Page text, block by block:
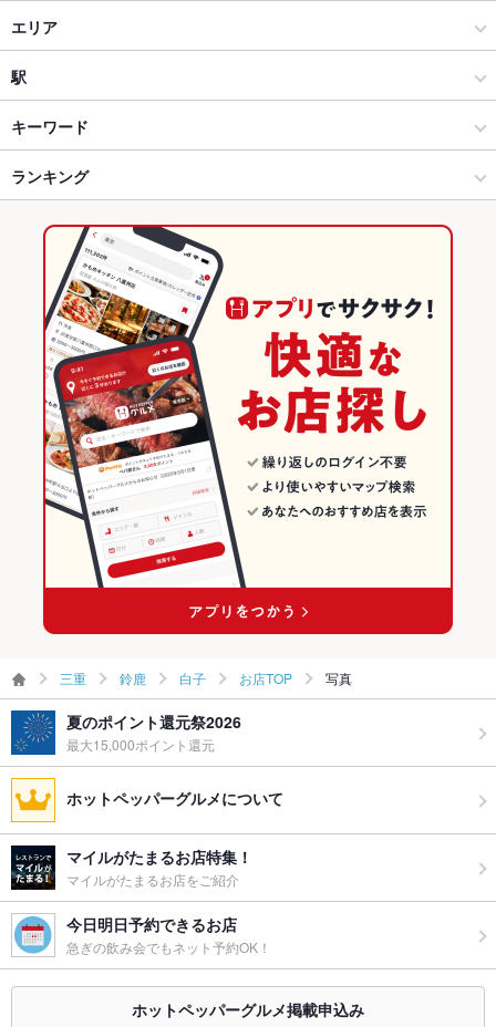
居酒屋
和風
鈴鹿 × 居酒屋
鈴鹿 × 和風
白子駅 × 居酒屋
白子駅 × 和風
焼き鳥・鶏料理
鈴鹿 × 和食
鈴鹿 × 焼き鳥・鶏料理
白子駅 × 和食
白子駅 × 焼き鳥・鶏料理
エリア
白子
白子 × 居酒屋
白子 × 和風
白子 × 和食
白子 × 焼き鳥・鶏料理
三重 × 居酒屋
三重 × 和風
三重 × 和食
三重 × 焼き鳥・鶏料理
駅
白子駅
千里駅
千代崎駅
キーワード
からあげ
ランキング
三重のグルメランキング
三重の居酒屋ランキング
鈴鹿のグルメランキング
鈴鹿の居酒屋ランキング
白子のグルメランキング
白子の居酒屋ランキング
三重 鈴鹿 白子 お店TOP 写真
夏のポイント還元祭2026
最大15,000ポイント還元
ホットペッパーグルメについて
マイルがたまるお店特集！
マイルがたまるお店をご紹介
今日明日予約できるお店
急ぎの飲み会でもネット予約OK！
ホットペッパーグルメ掲載申込み